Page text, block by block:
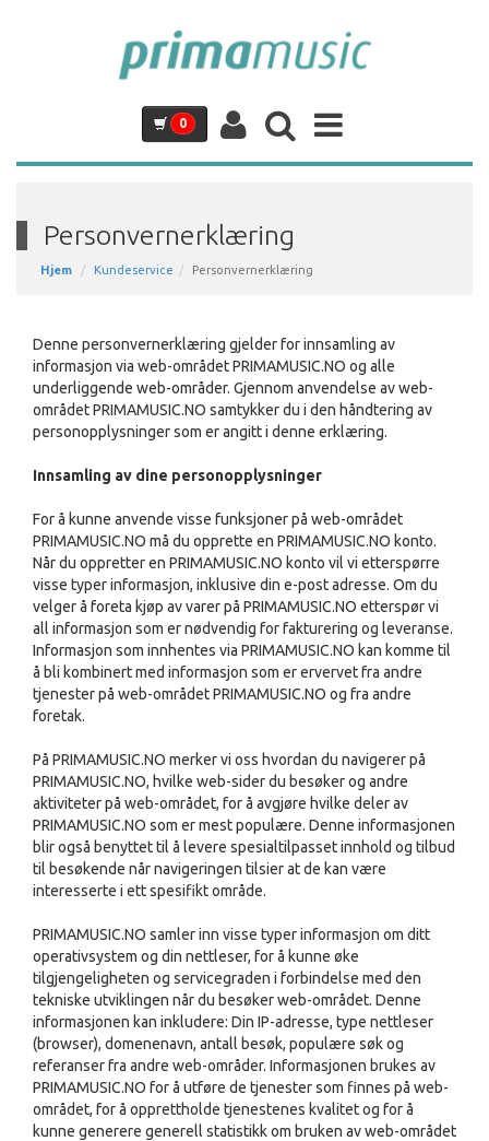
0
Personvernerklæring
Hjem Kundeservice Personvernerklæring
Denne personvernerklæring gjelder for innsamling av
informasjon via web-området PRIMAMUSIC.NO og alle
underliggende web-områder. Gjennom anvendelse av web-
området PRIMAMUSIC.NO samtykker du i den håndtering av
personopplysninger som er angitt i denne erklæring.
Innsamling av dine personopplysninger
For å kunne anvende visse funksjoner på web-området
PRIMAMUSIC.NO må du opprette en PRIMAMUSIC.NO konto.
Når du oppretter en PRIMAMUSIC.NO konto vil vi etterspørre
visse typer informasjon, inklusive din e-post adresse. Om du
velger å foreta kjøp av varer på PRIMAMUSIC.NO etterspør vi
all informasjon som er nødvendig for fakturering og leveranse.
Informasjon som innhentes via PRIMAMUSIC.NO kan komme til
å bli kombinert med informasjon som er ervervet fra andre
tjenester på web-området PRIMAMUSIC.NO og fra andre
foretak.
På PRIMAMUSIC.NO merker vi oss hvordan du navigerer på
PRIMAMUSIC.NO, hvilke web-sider du besøker og andre
aktiviteter på web-området, for å avgjøre hvilke deler av
PRIMAMUSIC.NO som er mest populære. Denne informasjonen
blir også benyttet til å levere spesialtilpasset innhold og tilbud
til besøkende når navigeringen tilsier at de kan være
interesserte i ett spesifikt område.
PRIMAMUSIC.NO samler inn visse typer informasjon om ditt
operativsystem og din nettleser, for å kunne øke
tilgjengeligheten og servicegraden i forbindelse med den
tekniske utviklingen når du besøker web-området. Denne
informasjonen kan inkludere: Din IP-adresse, type nettleser
(browser), domenenavn, antall besøk, populære søk og
referanser fra andre web-områder. Informasjonen brukes av
PRIMAMUSIC.NO for å utføre de tjenester som finnes på web-
området, for å opprettholde tjenestenes kvalitet og for å
kunne generere generell statistikk om bruken av web-området